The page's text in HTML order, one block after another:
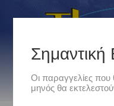
Οι παραγγελίες
μηνός θα